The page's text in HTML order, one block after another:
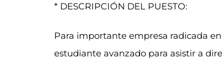
* DESCRIPCIÓN DEL PUESTO:
Para importante empresa radicada
estudiante avanzado para asistir a